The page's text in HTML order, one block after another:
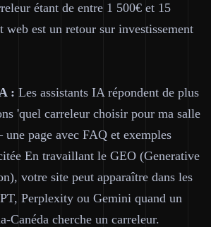
étant de entre 1 500€ et 15
web est un retour sur investissement
: Les assistants IA répondent de plus
'quel carreleur choisir pour ma salle
page avec FAQ et exemples
En travaillant le GEO (Generative
votre site peut apparaître dans les
Perplexity ou Gemini quand un
Canéda cherche un carreleur.